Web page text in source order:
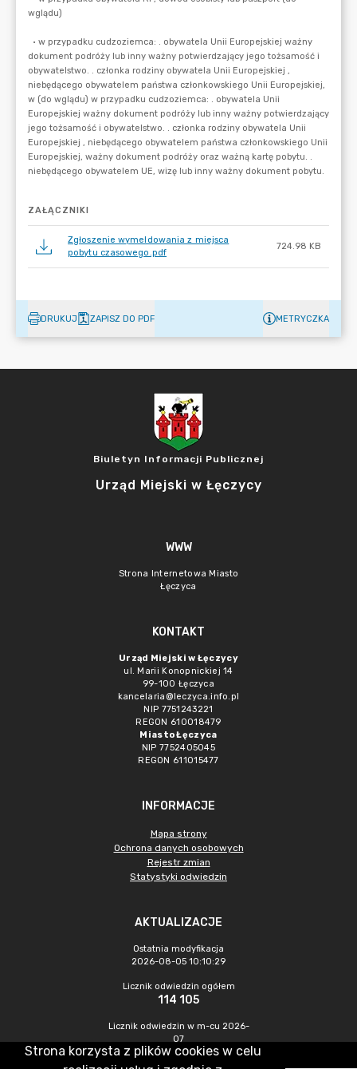
ZAŁĄCZNIKI
Zgłoszenie wymeldowania z miejsca
pobytu czasowego.pdf
724.98 KB
DRUKUJ ZAPISZ DO PDF METRYCZKA
Biuletyn Informacji Publicznej
Urząd Miejski w Łęczycy
WWW
Strona Internetowa Miasto
Łęczyca
KONTAKT
Urząd Miejski w Łęczycy
ul. Marii Konopnickiej 14
99-100 Łęczyca
kancelaria@leczyca.info.pl
NIP 7751243221
REGON 610018479
Miasto Łęczyca
NIP 7752405045
REGON 611015477
INFORMACJE
Mapa strony
Ochrona danych osobowych
Rejestr zmian
Statystyki odwiedzin
AKTUALIZACJE
Ostatnia modyfikacja
2026-08-05 10:10:29
Licznik odwiedzin ogółem
114 105
Licznik odwiedzin w m-cu 2026-
07
624
Strona korzysta z plików cookies w celu